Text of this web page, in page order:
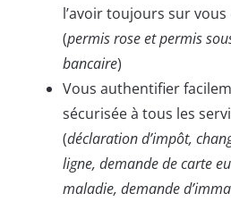
l’avoir toujours sur
(permis rose et permis
bancaire)
Vous authentifier
sécurisée à tous les
(déclaration d’impôt,
ligne, demande de carte
maladie, demande